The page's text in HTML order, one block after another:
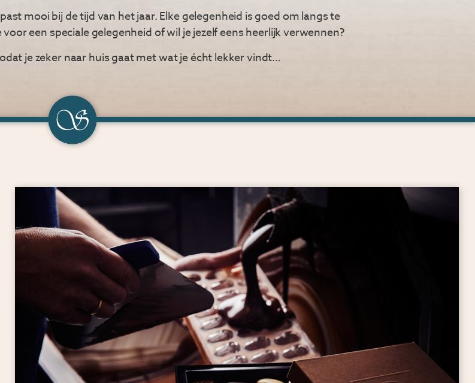
mooi bij de tijd van het jaar. Elke gelegenheid is goed om langs te
een speciale gelegenheid of wil je jezelf eens heerlijk verwennen?
je zeker naar huis gaat met wat je écht lekker vindt…